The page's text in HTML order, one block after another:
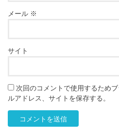
メール ※
サイト
次回のコメントで使用するため
ルアドレス、サイトを保存する。